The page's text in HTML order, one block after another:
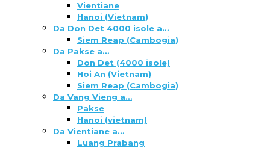
Vientiane
Hanoi (Vietnam)
Da Don Det 4000 isole a…
Siem Reap (Cambogia)
Da Pakse a…
Don Det (4000 isole)
Hoi An (Vietnam)
Siem Reap (Cambogia)
Da Vang Vieng a…
Pakse
Hanoi (vietnam)
Da Vientiane a…
Luang Prabang